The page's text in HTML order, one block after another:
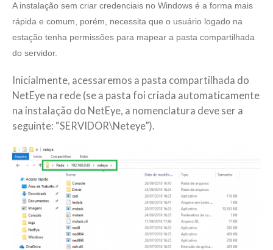
A instalação sem criar credenciais no Windows é a forma mais
rápida e comum, porém, necessita que o usuário logado na
estação tenha permissões para mapear a pasta compartilhada
do servidor.
Inicialmente, acessaremos a pasta compartilhada do
NetEye na rede (se a pasta foi criada automaticamente
na instalação do NetEye, a nomenclatura deve ser a
seguinte: “SERVIDOR\Neteye”).